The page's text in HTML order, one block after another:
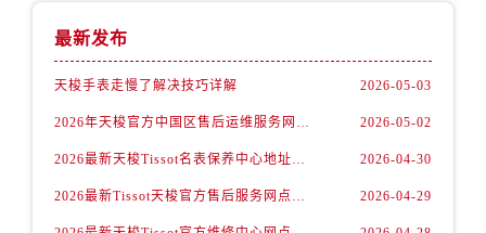
最新发布
天梭手表走慢了解决技巧详解 2026-05-03
2026年天梭官方中国区售后运维服务网络升级公告（最新电话及地址） 2026-05-02
2026最新天梭Tissot名表保养中心地址调研报告 2026-04-30
2026最新Tissot天梭官方售后服务网点地址调研报告 2026-04-29